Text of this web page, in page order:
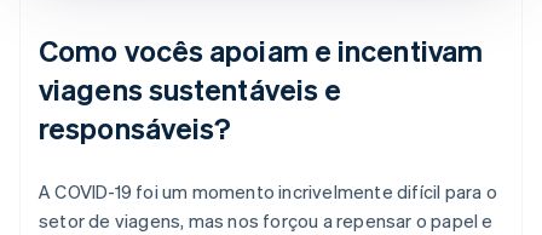
Como vocês apoiam e incentivam
viagens sustentáveis e
responsáveis?
A COVID-19 foi um momento incrivelmente difícil para o
setor de viagens, mas nos forçou a repensar o papel e